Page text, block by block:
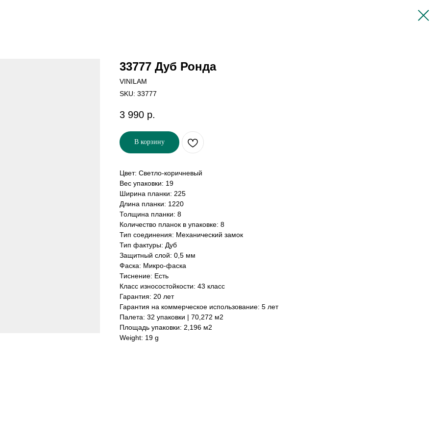
33777 Дуб Ронда
VINILAM
SKU: 33777
3 990 р.
В корзину
Цвет: Светло-коричневый
Вес упаковки: 19
Ширина планки: 225
Длина планки: 1220
Толщина планки: 8
Количество планок в упаковке: 8
Тип соединения: Механический замок
Тип фактуры: Дуб
Защитный слой: 0,5 мм
Фаска: Микро-фаска
Тиснение: Есть
Класс износостойкости: 43 класс
Гарантия: 20 лет
Гарантия на коммерческое использование: 5 лет
Палета: 32 упаковки | 70,272 м2
Площадь упаковки: 2,196 м2
Weight: 19 g